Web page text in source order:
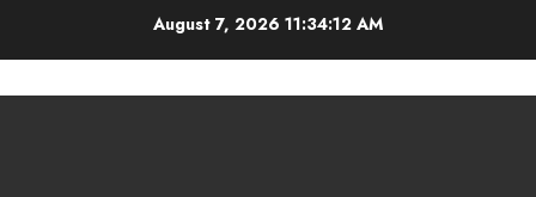
August 7, 2026 11:34:12 AM